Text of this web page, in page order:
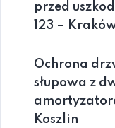
materiału
przed
123 –
Ochrona
słupowa z
Koszlin